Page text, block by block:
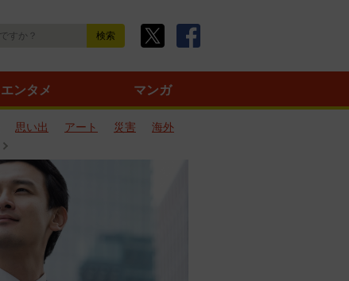
エンタメ マンガ
思い出 アート 災害
海外